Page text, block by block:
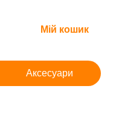
Мій кошик
Аксесуари